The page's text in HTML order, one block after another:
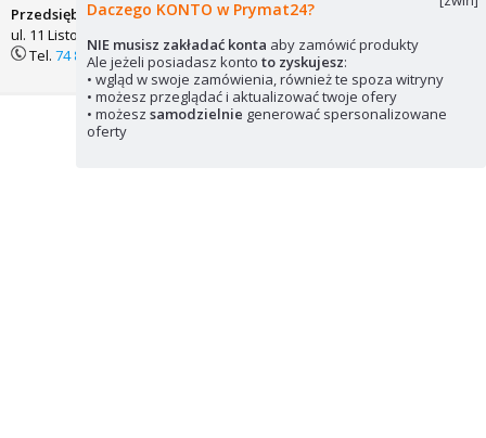
Przedsiębiorstwo Zaopatrzenia Technicznego PRYMAT Sp.j.
ul. 11 Listopada 7
58-200 DZIERŻONIÓW
biuro@prymat24.pl
Tel. 74 831 18 82lubkom.694 486 552
Mapa strony Pliki cookie
© 2026 Prymat24
Daczego KONTO w Prymat24?
NIE musisz zakładać konta aby zamówić produkty
Ale jeżeli posiadasz konto to zyskujesz:
• wgląd w swoje zamówienia, również te spoza witryny
• możesz przeglądać i aktualizować twoje ofery
• możesz samodzielnie generować spersonalizowane
oferty